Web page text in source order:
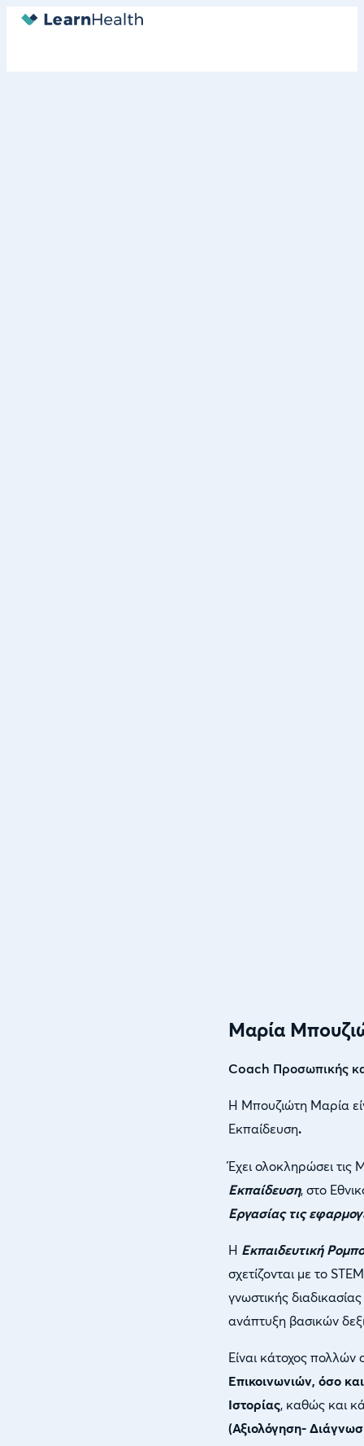
Μαρία
Coach Προσωπικής
Η Μπουζιώτη Μαρία
Εκπαίδευση.
Έχει ολοκληρώσει τις
Εκπαίδευση, στο
Εργασίας τις
Η Εκπαιδευτική
σχετίζονται με το
γνωστικής
ανάπτυξη βασικών
Είναι κάτοχος
Επικοινωνιών, όσο
Ιστορίας, καθώς και
(Αξιολόγηση-